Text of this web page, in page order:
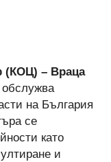
(КОЦ) – Враца
обслужва
на България
се
като
и